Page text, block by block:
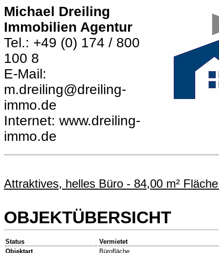
Michael Dreiling
Immobilien Agentur
Tel.: +49 (0) 174 / 800
100 8
E-Mail:
m.dreiling@dreiling-
immo.de
Internet: www.dreiling-
immo.de
Attraktives, helles Büro - 84,00 m²
OBJEKTÜBERSICHT
Status
Vermietet
Objektart
Bürofläche